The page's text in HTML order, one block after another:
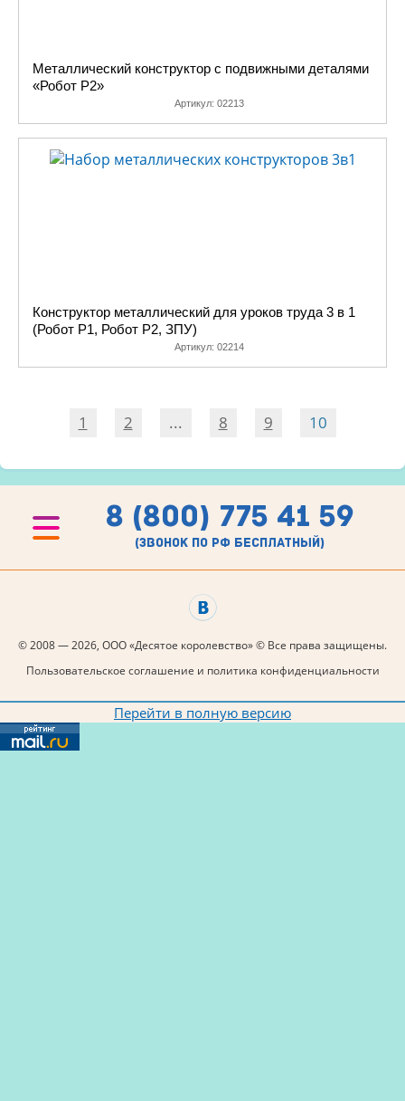
Металлический конструктор с подвижными деталями
«Робот Р2»
Артикул: 02213
Конструктор металлический для уроков труда 3 в 1
(Робот Р1, Робот Р2, ЗПУ)
Артикул: 02214
1 2 ... 8 9 10
8 (800) 775 41 59
(звонок по рф бесплатный)
© 2008 — 2026, ООО «Десятое королевство» © Все права защищены.
Пользовательское соглашение и политика конфиденциальности
Перейти в полную версию